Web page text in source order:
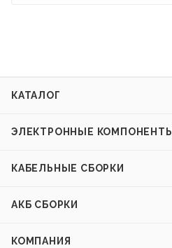
КАТАЛОГ
ЭЛЕКТРОННЫЕ КОМПОНЕНТЫ
КАБЕЛЬНЫЕ СБОРКИ
АКБ СБОРКИ
КОМПАНИЯ